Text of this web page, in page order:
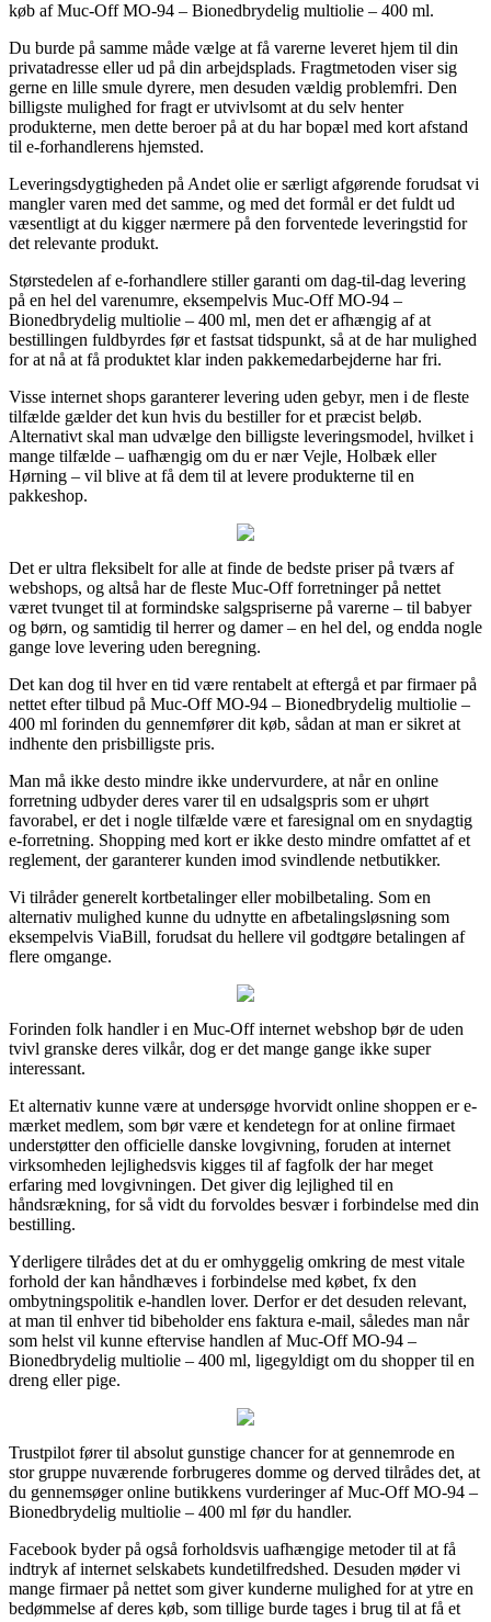
køb af Muc-Off MO-94 – Bionedbrydelig multiolie – 400 ml.
Du burde på samme måde vælge at få varerne leveret hjem til din
privatadresse eller ud på din arbejdsplads. Fragtmetoden viser sig
gerne en lille smule dyrere, men desuden vældig problemfri. Den
billigste mulighed for fragt er utvivlsomt at du selv henter
produkterne, men dette beroer på at du har bopæl med kort afstand
til e-forhandlerens hjemsted.
Leveringsdygtigheden på Andet olie er særligt afgørende forudsat vi
mangler varen med det samme, og med det formål er det fuldt ud
væsentligt at du kigger nærmere på den forventede leveringstid for
det relevante produkt.
Størstedelen af e-forhandlere stiller garanti om dag-til-dag levering
på en hel del varenumre, eksempelvis Muc-Off MO-94 –
Bionedbrydelig multiolie – 400 ml, men det er afhængig af at
bestillingen fuldbyrdes før et fastsat tidspunkt, så at de har mulighed
for at nå at få produktet klar inden pakkemedarbejderne har fri.
Visse internet shops garanterer levering uden gebyr, men i de fleste
tilfælde gælder det kun hvis du bestiller for et præcist beløb.
Alternativt skal man udvælge den billigste leveringsmodel, hvilket i
mange tilfælde – uafhængig om du er nær Vejle, Holbæk eller
Hørning – vil blive at få dem til at levere produkterne til en
pakkeshop.
Det er ultra fleksibelt for alle at finde de bedste priser på tværs af
webshops, og altså har de fleste Muc-Off forretninger på nettet
været tvunget til at formindske salgspriserne på varerne – til babyer
og børn, og samtidig til herrer og damer – en hel del, og endda nogle
gange love levering uden beregning.
Det kan dog til hver en tid være rentabelt at eftergå et par firmaer på
nettet efter tilbud på Muc-Off MO-94 – Bionedbrydelig multiolie –
400 ml forinden du gennemfører dit køb, sådan at man er sikret at
indhente den prisbilligste pris.
Man må ikke desto mindre ikke undervurdere, at når en online
forretning udbyder deres varer til en udsalgspris som er uhørt
favorabel, er det i nogle tilfælde være et faresignal om en snydagtig
e-forretning. Shopping med kort er ikke desto mindre omfattet af et
reglement, der garanterer kunden imod svindlende netbutikker.
Vi tilråder generelt kortbetalinger eller mobilbetaling. Som en
alternativ mulighed kunne du udnytte en afbetalingsløsning som
eksempelvis ViaBill, forudsat du hellere vil godtgøre betalingen af
flere omgange.
Forinden folk handler i en Muc-Off internet webshop bør de uden
tvivl granske deres vilkår, dog er det mange gange ikke super
interessant.
Et alternativ kunne være at undersøge hvorvidt online shoppen er e-
mærket medlem, som bør være et kendetegn for at online firmaet
understøtter den officielle danske lovgivning, foruden at internet
virksomheden lejlighedsvis kigges til af fagfolk der har meget
erfaring med lovgivningen. Det giver dig lejlighed til en
håndsrækning, for så vidt du forvoldes besvær i forbindelse med din
bestilling.
Yderligere tilrådes det at du er omhyggelig omkring de mest vitale
forhold der kan håndhæves i forbindelse med købet, fx den
ombytningspolitik e-handlen lover. Derfor er det desuden relevant,
at man til enhver tid bibeholder ens faktura e-mail, således man når
som helst vil kunne eftervise handlen af Muc-Off MO-94 –
Bionedbrydelig multiolie – 400 ml, ligegyldigt om du shopper til en
dreng eller pige.
Trustpilot fører til absolut gunstige chancer for at gennemrode en
stor gruppe nuværende forbrugeres domme og derved tilrådes det, at
du gennemsøger online butikkens vurderinger af Muc-Off MO-94 –
Bionedbrydelig multiolie – 400 ml før du handler.
Facebook byder på også forholdsvis uafhængige metoder til at få
indtryk af internet selskabets kundetilfredshed. Desuden møder vi
mange firmaer på nettet som giver kunderne mulighed for at ytre en
bedømmelse af deres køb, som tillige burde tages i brug til at få et